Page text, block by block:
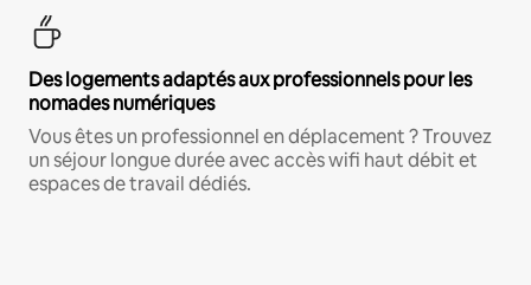
Des logements adaptés aux professionnels pour les
nomades numériques
Vous êtes un professionnel en déplacement ? Trouvez
un séjour longue durée avec accès wifi haut débit et
espaces de travail dédiés.